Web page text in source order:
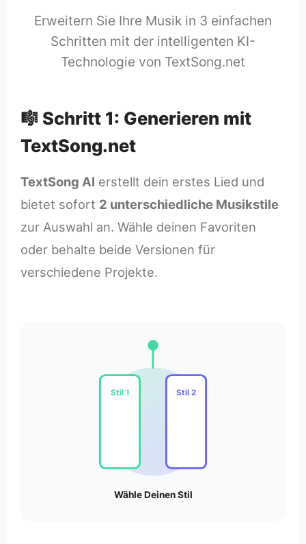
Erweitern Sie Ihre Musik in 3 einfachen
Schritten mit der intelligenten KI-
Technologie von TextSong.net
🎼 Schritt 1: Generieren mit
TextSong.net
TextSong AI erstellt dein erstes Lied und
bietet sofort 2 unterschiedliche Musikstile
zur Auswahl an. Wähle deinen Favoriten
oder behalte beide Versionen für
verschiedene Projekte.
Stil 1 Stil 2
Wähle Deinen Stil